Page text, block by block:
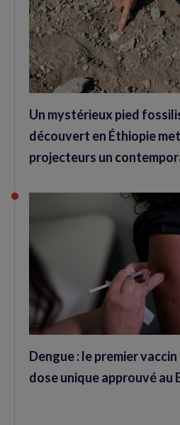
Un mystérieux pied
découvert en Éthiopie
projecteurs un
Dengue : le premier
dose unique approuvé au